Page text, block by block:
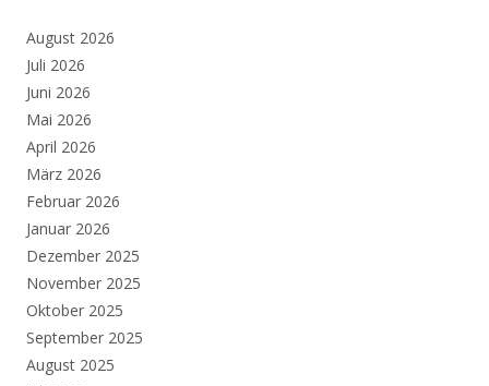
August 2026
Juli 2026
Juni 2026
Mai 2026
April 2026
März 2026
Februar 2026
Januar 2026
Dezember 2025
November 2025
Oktober 2025
September 2025
August 2025